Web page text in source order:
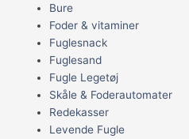
Bure
Foder & vitaminer
Fuglesnack
Fuglesand
Fugle Legetøj
Skåle & Foderautomater
Redekasser
Levende Fugle